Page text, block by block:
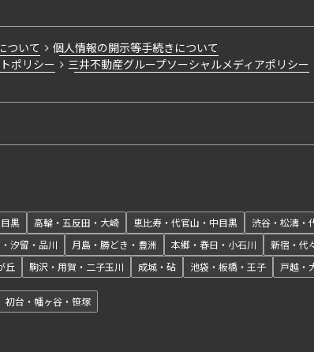
ついて
個人情報の開示等手続きについて
ポリシー
三井不動産グループソーシャルメディアポリシー
黒 高輪・五反田・大崎 恵比寿・代官山・中目黒
渋谷・松濤・
汐留・品川 月島・勝どき・豊洲 本郷・春日・小石川
新宿・代
丘 駒沢・用賀・二子玉川 成城・砧 池袋・板橋・王子 戸越・
初台・幡ヶ谷・笹塚